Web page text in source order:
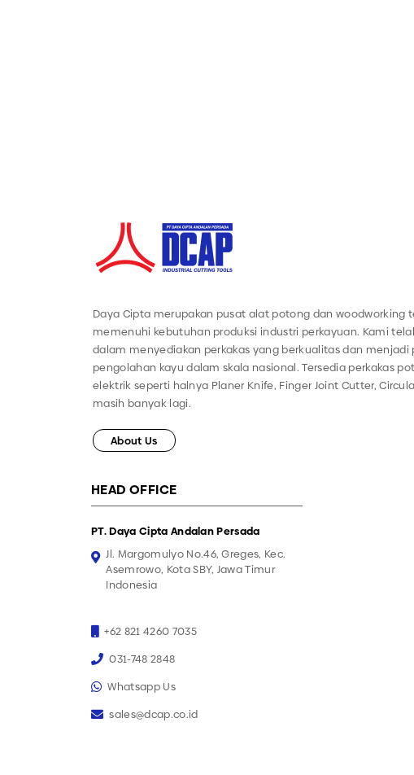
Daya Cipta merupakan pusat alat potong dan woodworking
memenuhi kebutuhan produksi industri perkayuan. Kami
dalam menyediakan perkakas yang berkualitas dan menjadi
pengolahan kayu dalam skala nasional. Tersedia perkakas
elektrik seperti halnya Planer Knife, Finger Joint Cutter,
masih banyak lagi.
About Us
HEAD OFFICE
PT. Daya Cipta Andalan Persada
Jl. Margomulyo No.46, Greges, Kec.
Asemrowo, Kota SBY, Jawa Timur
Indonesia
+62 821 4260 7035
031-748 2848
Whatsapp Us
sales@dcap.co.id